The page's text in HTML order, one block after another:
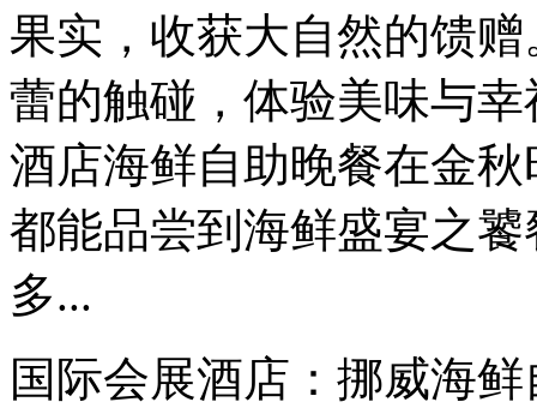
果实，收获大自然的馈
蕾的触碰，体验美味与
酒店海鲜自助晚餐在金
都能品尝到海鲜盛宴之
多...
国际会展酒店：挪威海鲜